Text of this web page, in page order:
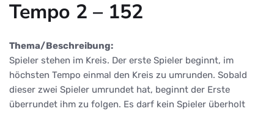
Tempo 2 – 152
Thema/Beschreibung:
Spieler stehen im Kreis. Der erste Spieler beginnt, im
höchsten Tempo einmal den Kreis zu umrunden. Sobald
dieser zwei Spieler umrundet hat, beginnt der Erste
überrundet ihm zu folgen. Es darf kein Spieler überholt